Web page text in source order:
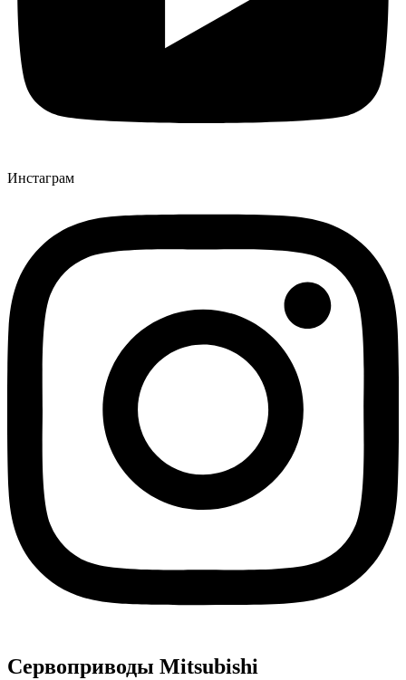
Инстаграм
Сервоприводы Mitsubishi